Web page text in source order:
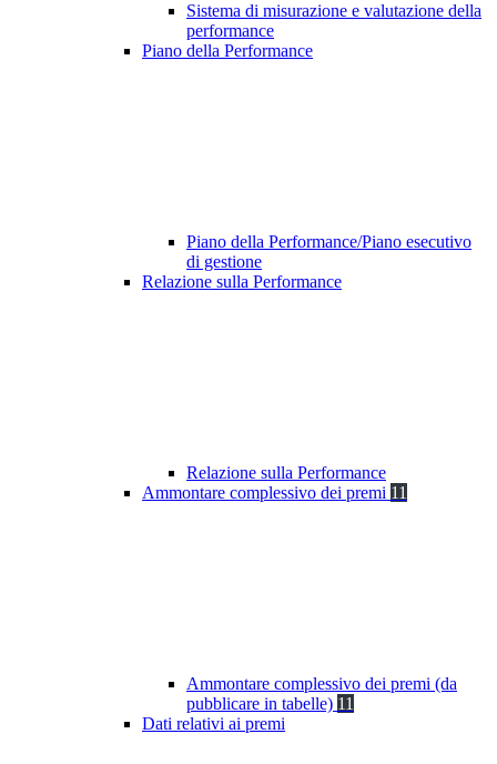
Sistema di misurazione e valutazione della
performance
Piano della Performance
Piano della Performance/Piano esecutivo
di gestione
Relazione sulla Performance
Relazione sulla Performance
Ammontare complessivo dei premi 11
Ammontare complessivo dei premi (da
pubblicare in tabelle) 11
Dati relativi ai premi